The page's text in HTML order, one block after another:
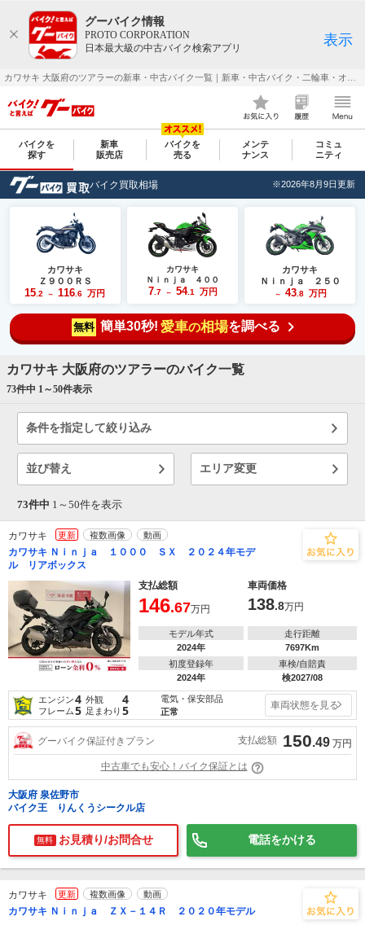
グーバイク情報
PROTO CORPORATION
日本最大級の中古バイク検索アプリ
表示
バイクを
探す
新車
販売店
バイクを
売る
メンテ
ナンス
コミュ
ニティ
バイク買取相場 ※2026年8月9日更新
カワサキ
Ｚ９００ＲＳ
15 .2 ～ 116 .6 万円
カワサキ
Ｎｉｎｊａ ４００
7.7 ～ 54.1 万円
カワサキ
Ｎｉｎｊａ ２５０
～ 43.8 万円
無料 簡単30秒! 愛車の相場を調べる
カワサキ 大阪府のツアラーのバイク一覧
73件中 1～50件表示
条件を指定して絞り込み
並び替え エリア変更
73件中 1～ 50件を表示
カワサキ 更新 複数画像 動画
カワサキ Ｎｉｎｊａ １０００ ＳＸ ２０２４年モデ
ル リアボックス
支払総額
車両価格
146.67万円 138.8万円
モデル年式
2024年
走行距離
7697Km
初度登録年
2024年
車検/自賠責
検2027/08
エンジン4 外観 4
フレーム5 足まわり 5
電気・保安部品
正常
車両状態を見る
グーバイク保証付きプラン 支払総額 150.49 万円
中古車でも安心！バイク保証とは
大阪府 泉佐野市
バイク王 りんくうシークル店
無料 お見積り/お問合せ 電話をかける
カワサキ 更新 複数画像 動画
カワサキ Ｎｉｎｊａ ＺＸ－１４Ｒ ２０２０年モデル